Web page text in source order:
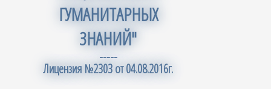
ГУМАНИТАРНЫХ
ЗНАНИЙ"
-----
Лицензия №2303 от 04.08.2016г.